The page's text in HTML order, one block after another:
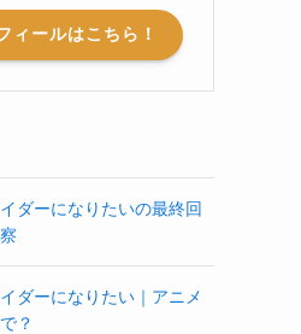
ィールはこちら！
ダーになりたいの最終回
ダーになりたい｜アニメ
？